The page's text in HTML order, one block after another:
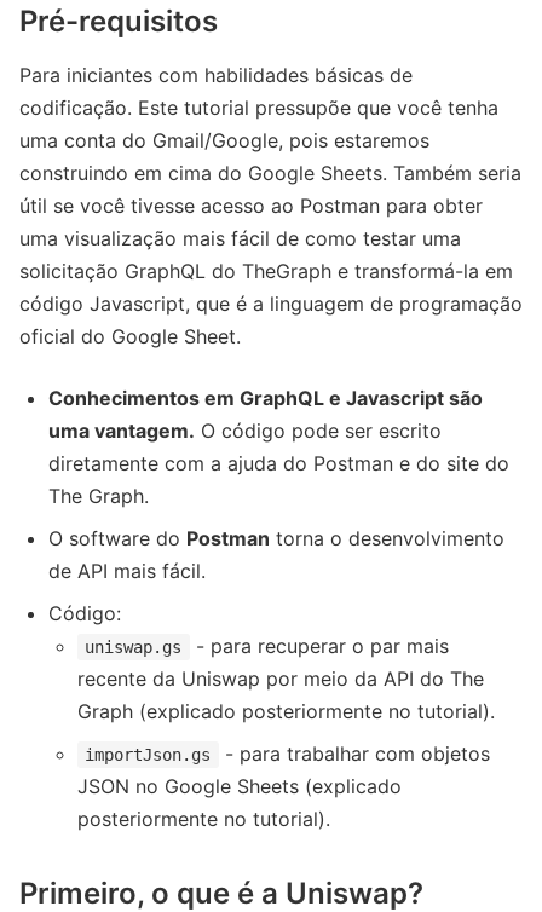
Pré-requisitos
Para iniciantes com habilidades básicas de
codificação. Este tutorial pressupõe que você tenha
uma conta do Gmail/Google, pois estaremos
construindo em cima do Google Sheets. Também seria
útil se você tivesse acesso ao Postman para obter
uma visualização mais fácil de como testar uma
solicitação GraphQL do TheGraph e transformá-la em
código Javascript, que é a linguagem de programação
oficial do Google Sheet.
Conhecimentos em GraphQL e Javascript são
uma vantagem. O código pode ser escrito
diretamente com a ajuda do Postman e do site do
The Graph.
O software do Postman torna o desenvolvimento
de API mais fácil.
Código:
uniswap.gs
- para recuperar o par mais
recente da Uniswap por meio da API do The
Graph (explicado posteriormente no tutorial).
importJson.gs
- para trabalhar com objetos
JSON no Google Sheets (explicado
posteriormente no tutorial).
Primeiro, o que é a Uniswap?